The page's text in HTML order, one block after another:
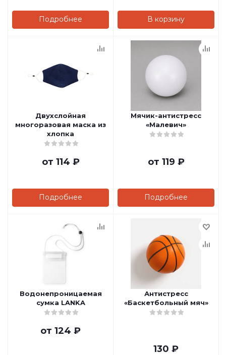
Подробнее В корзину
Двухслойная
многоразовая маска из
хлопка
от 114 ₽
Подробнее
Мячик-антистресс
«Малевич»
от 119 ₽
Подробнее
Водонепроницаемая
сумка LANKA
от 124 ₽
Антистресс
«Баскетбольный мяч»
130 ₽